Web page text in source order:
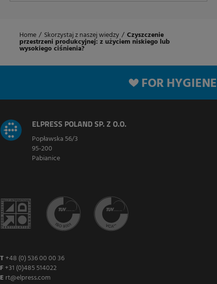
Home / Skorzystaj z naszej wiedzy / Czyszczenie
przestrzeni produkcyjnej: z użyciem niskiego lub
wysokiego ciśnienia?
FOR HYGIENE
ELPRESS POLAND SP. Z O.O.
Popławska 56/3
95-200
Pabianice
T +48 (0) 536 00 00 36
F+31 (0)485 514022
E rt@elpress.com